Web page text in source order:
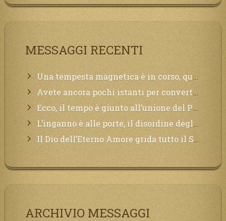
MESSAGGI RECENTI
Una tempesta magnetica è in corso, questa generazione patirà. Il black out non tarderà ad arrivare e tutta la Terra sarà oscurata.
Avete ancora pochi istanti per convertirvi, non perdete tempo, la sciagura arriverà all’improvviso e per chi non si sarà preparato saranno dolori.
Ecco, il tempo è giunto all’unione del Padre con il figlio, non avete che da attendere pochissimo.
L’inganno è alle porte, il disordine degli ordinati urlerà perdono, ma sarà troppo tardi, il tradimento è stato grande!
Il Dio dell’Eterno Amore grida tutto il Suo bene per i Suoi,richiama a Sé i lontani, affinché si pentano e tornino a Lui:
ARCHIVIO MESSAGGI